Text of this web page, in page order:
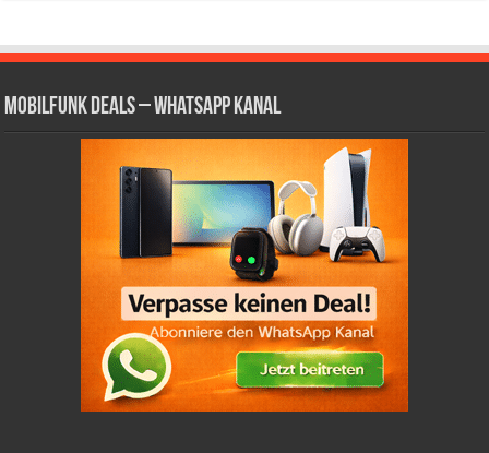
Mobilfunk Deals – WhatsApp Kanal